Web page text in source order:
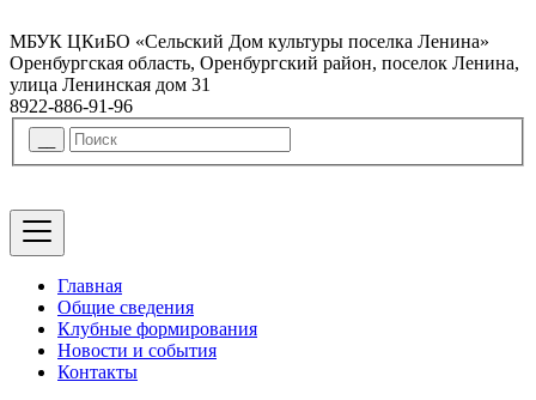
МБУК ЦКиБО «Сельский Дом культуры поселка Ленина»
Оренбургская область, Оренбургский район, поселок Ленина,
улица Ленинская дом 31
8922-886-91-96
Главная
Общие сведения
Клубные формирования
Новости и события
Контакты